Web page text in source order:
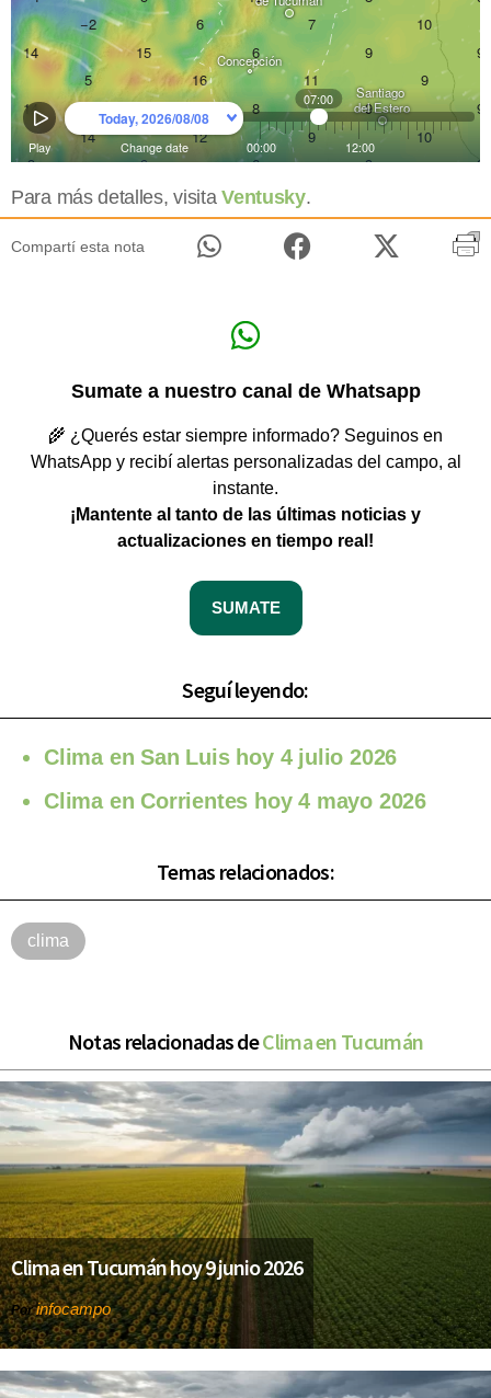
Para más detalles, visitaVentusky.
Compartí esta nota
Sumate a nuestro canal de Whatsapp
🌾 ¿Querés estar siempre informado? Seguinos en
WhatsApp y recibí alertas personalizadas del campo, al
instante.
¡Mantente al tanto de las últimas noticias y
actualizaciones en tiempo real!
SUMATE
Seguí leyendo:
Clima en San Luis hoy 4 julio 2026
Clima en Corrientes hoy 4 mayo 2026
Temas relacionados:
clima
Notas relacionadas deClima en Tucumán
Clima en Tucumán hoy 9 junio 2026
Porinfocampo